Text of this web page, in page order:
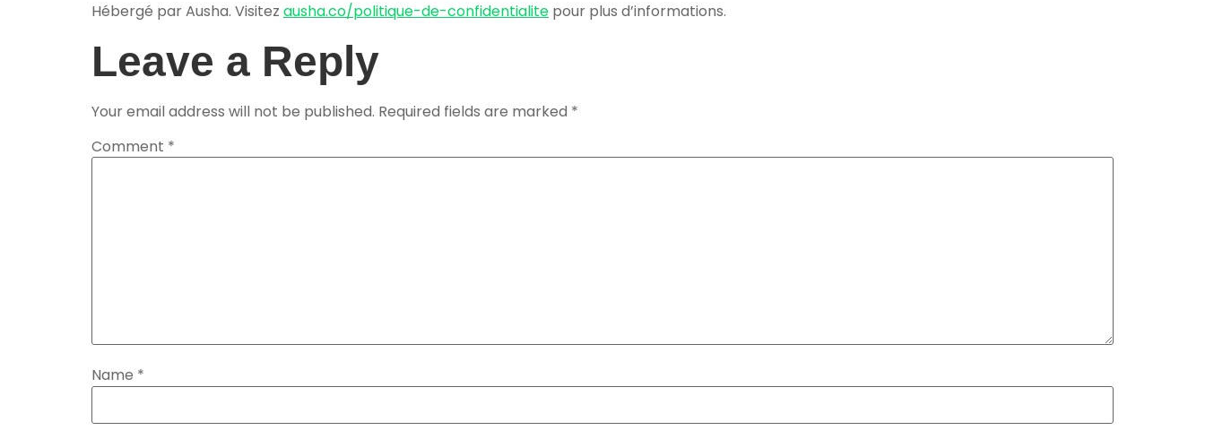
Hébergé par Ausha. Visitez ausha.co/politique-de-confidentialite pour plus d’informations.
Leave a Reply
Your email address will not be published. Required fields are marked *
Comment *
Name *